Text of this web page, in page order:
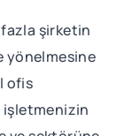
şirketin
yönelmesine
ofis
işletmenizin